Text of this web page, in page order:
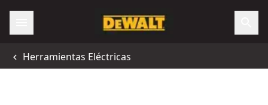
Herramientas Eléctricas